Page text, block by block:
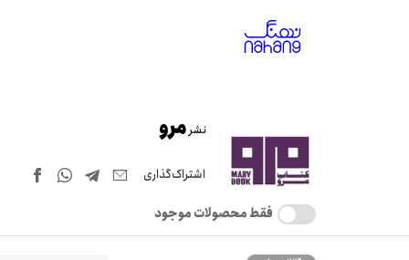
نشرمرو
اشتراک‌گذاری
فقط محصولات موجود